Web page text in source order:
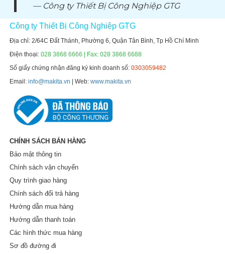
Công ty Thiết Bị Công Nghiệp GTG
Công ty Thiết Bị Công Nghiệp GTG
Địa chỉ: 2/64C Đất Thánh, Phường 6, Quận Tân Bình, Tp Hồ Chí Minh
Điện thoại:028 3868 6666 | Fax: 028 3868 6688
Số giấy chứng nhận đăng ký kinh doanh số:0303059482
Email:info@makita.vn | Web:www.makita.vn
CHÍNH SÁCH BÁN HÀNG
Bảo mật thông tin
Chính sách vận chuyển
Quy trình giao hàng
Chính sách đổi trả hàng
Hướng dẫn mua hàng
Hướng dẫn thanh toán
Các hình thức mua hàng
Sơ đồ đường đi